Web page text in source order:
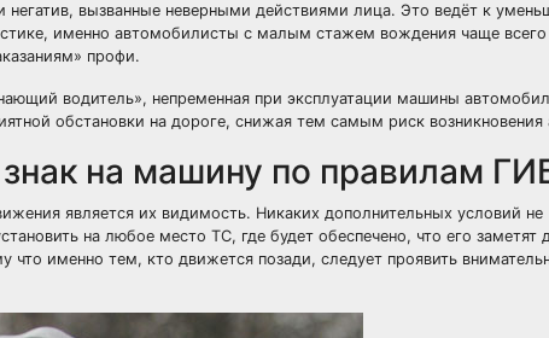
вызванные неверными действиями лица. Это ведёт к
именно автомобилисты с малым стажем вождения чаще всего
профи.
водитель», непременная при эксплуатации машины
обстановки на дороге, снижая тем самым риск возникновения
на машину по правилам
является их видимость. Никаких дополнительных условий не
на любое место ТС, где будет обеспечено, что его заметят
именно тем, кто движется позади, следует проявить